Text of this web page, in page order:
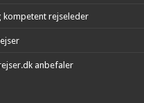
kompetent rejseleder
anbefaler